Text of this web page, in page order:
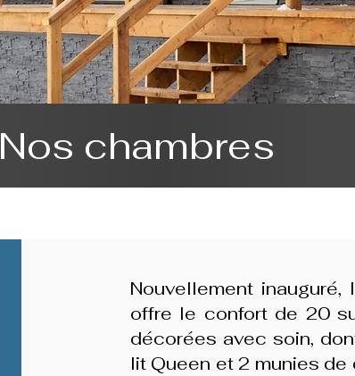
Nos chambres
Nouvellement
offre le confort de 20
décorées avec soin,
lit Queen et 2 munies